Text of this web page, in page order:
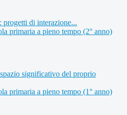
di interazione...
primaria a pieno tempo (2° anno)
significativo del proprio
primaria a pieno tempo (1° anno)